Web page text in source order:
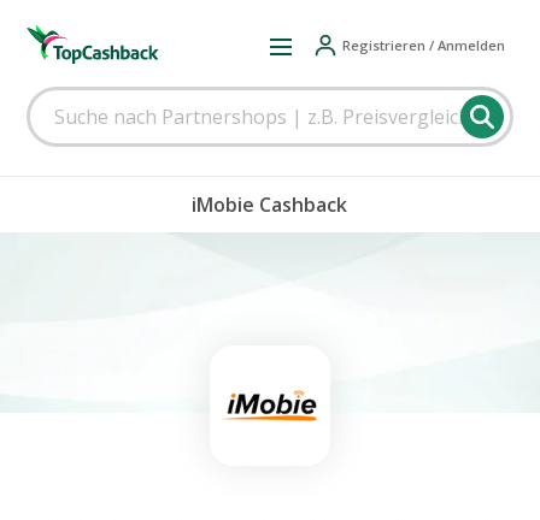
Registrieren / Anmelden
iMobie Cashback